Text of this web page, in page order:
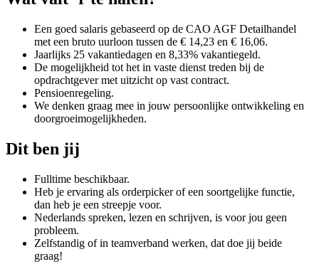
Een goed salaris gebaseerd op de CAO AGF Detailhandel
met een bruto uurloon tussen de € 14,23 en € 16,06.
Jaarlijks 25 vakantiedagen en 8,33% vakantiegeld.
De mogelijkheid tot het in vaste dienst treden bij de
opdrachtgever met uitzicht op vast contract.
Pensioenregeling.
We denken graag mee in jouw persoonlijke ontwikkeling en
doorgroeimogelijkheden.
Dit ben jij
Fulltime beschikbaar.
Heb je ervaring als orderpicker of een soortgelijke functie,
dan heb je een streepje voor.
Nederlands spreken, lezen en schrijven, is voor jou geen
probleem.
Zelfstandig of in teamverband werken, dat doe jij beide
graag!